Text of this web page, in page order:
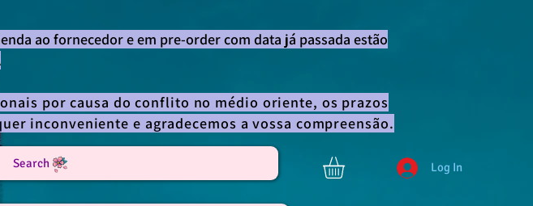
Log In
ao fornecedor e em pre-order com data já passada estão
por causa do conflito no médio oriente, os prazos
inconveniente e agradecemos a vossa compreensão.
Search